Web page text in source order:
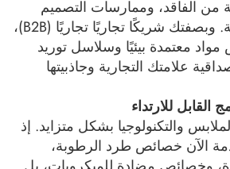
من الفاقد، وممارسات التصميم
الدائرية معايير شائعة. وبصفتك شريكًا تجاريًا تجاريًا (B2B)،
معتمدة بيئيًا وسلاسل توريد
علامتك التجارية وجاذبيتها
القابل للارتداء
والتكنولوجيا بشكل متزايد. إذ
الآن خصائص طرد الرطوبة،